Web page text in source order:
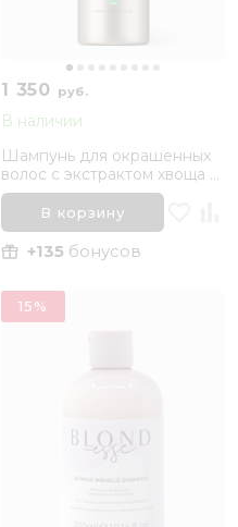
1 350 руб.
В наличии
Шампунь для окрашенных
волос с экстрактом хвоща и
конского каштана Ekre
Nature Color Protection,
1000 мл
В корзину
+135 бонусов
15%